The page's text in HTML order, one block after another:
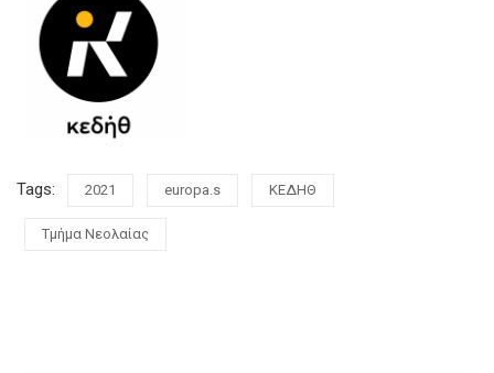
Tags: 2021 europa.s ΚΕΔΗΘ
Τμήμα Νεολαίας